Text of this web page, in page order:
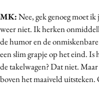
MK:Nee, gek genoeg moet
weer niet. Ik herken
de humor en de
een slim grapje op het eind.
de takelwagen? Dat niet.
boven het maaiveld uitsteken.